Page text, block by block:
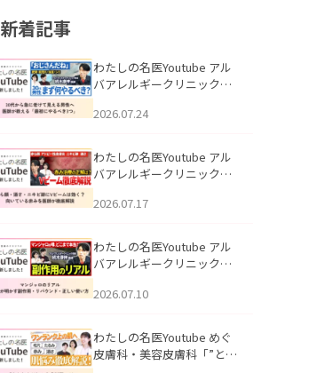
新着記事
わたしの名医Youtube アル
バアレルギークリニック札
える男性へ｜医師が教える
公開いたしました。
2026.07.24
わたしの名医Youtube アル
バアレルギークリニック札
跡にVビームは効く？向いて
説」を公開いたしました。
2026.07.17
わたしの名医Youtube アル
バアレルギークリニック札
医師が明かす副作用・リバ
公開いたしました。
2026.07.10
わたしの名医Youtube めぐ
皮膚科・美容皮膚科「”とお